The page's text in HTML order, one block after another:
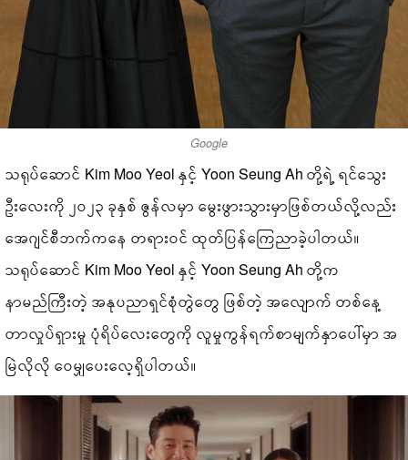
Google
သရုပ်ဆောင် Kim Moo Yeol နှင့် Yoon Seung Ah တို့ရဲ့ ရင်သွေး
ဦးလေးကို ၂၀၂၃ ခုနှစ် ဇွန်လမှာ မွေးဖွားသွားမှာဖြစ်တယ်လို့လည်း
အေဂျင်စီဘက်ကနေ တရားဝင် ထုတ်ပြန်ကြေညာခဲ့ပါတယ်။
သရုပ်ဆောင် Kim Moo Yeol နှင့် Yoon Seung Ah တို့က
နာမည်ကြီးတဲ့ အနုပညာရှင်စုံတွဲတွေ ဖြစ်တဲ့ အလျောက် တစ်နေ့
တာလှုပ်ရှားမှု ပုံရိပ်လေးတွေကို လူမှုကွန်ရက်စာမျက်နှာပေါ်မှာ အ
မြဲလိုလို ဝေမျှပေးလေ့ရှိပါတယ်။